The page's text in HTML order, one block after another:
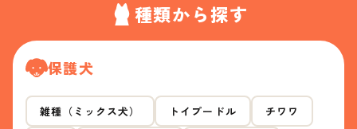
種類から探す
保護犬
雑種（ミックス犬） トイプードル チワワ